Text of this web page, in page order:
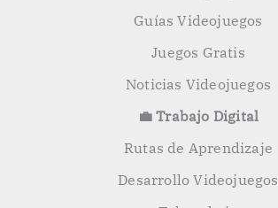
Guías Videojuegos
Juegos Gratis
Noticias Videojuegos
💼 Trabajo Digital
Rutas de Aprendizaje
Desarrollo Videojuegos